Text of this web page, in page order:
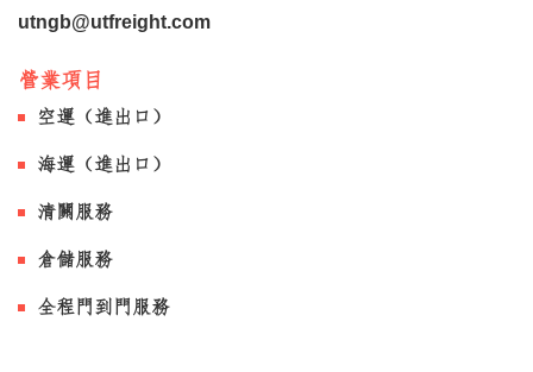
utngb@utfreight.com
營業項目
空運（進出口）
海運（進出口）
清關服務
倉儲服務
全程門到門服務